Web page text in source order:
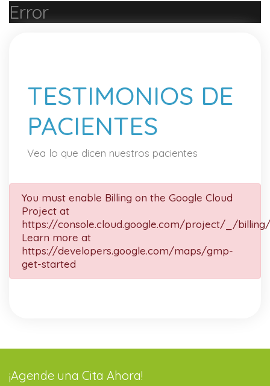
Error
TESTIMONIOS DE
PACIENTES
Vea lo que dicen nuestros pacientes
You must enable Billing on the Google Cloud
Project at
https://console.cloud.google.com/project/_/
Learn more at
https://developers.google.com/maps/gmp-
get-started
¡Agende una Cita Ahora!